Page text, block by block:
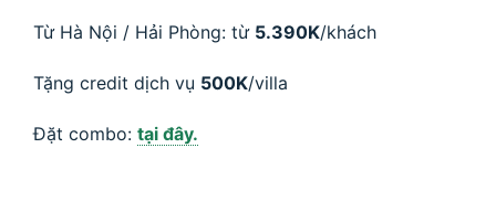
Từ Hà Nội / Hải Phòng: từ 5.390K/khách
Tặng credit dịch vụ 500K/villa
Đặt combo: tại đây.